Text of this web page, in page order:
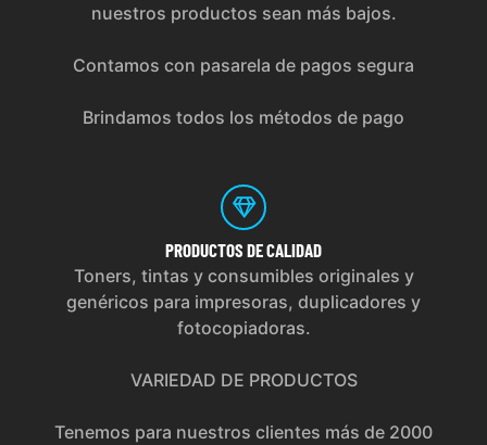
nuestros productos sean más bajos.
Contamos con pasarela de pagos segura
Brindamos todos los métodos de pago
PRODUCTOS DE CALIDAD
Toners, tintas y consumibles originales y
genéricos para impresoras, duplicadores y
fotocopiadoras.
VARIEDAD DE PRODUCTOS
Tenemos para nuestros clientes más de 2000